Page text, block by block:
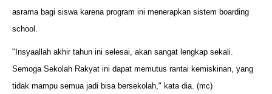
asrama bagi siswa karena program ini menerapkan sistem boarding
school.
"Insyaallah akhir tahun ini selesai, akan sangat lengkap sekali.
Semoga Sekolah Rakyat ini dapat memutus rantai kemiskinan, yang
tidak mampu semua jadi bisa bersekolah," kata dia. (mc)